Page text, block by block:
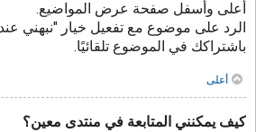
أعلى وأسفل صفحة عرض المواضيع.
الرد على موضوع مع تفعيل خيار "نبهني
باشتراكك في الموضوع تلقائيًا.
أعلى
كيف يمكنني المتابعة في منتدى معين؟